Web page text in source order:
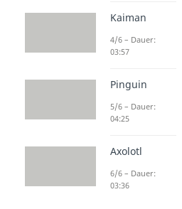
Schabracke
namensgebend
Kaiman
4/6 – Dauer:
03:57
Pinguin
5/6 – Dauer:
04:25
Axolotl
6/6 – Dauer:
03:36